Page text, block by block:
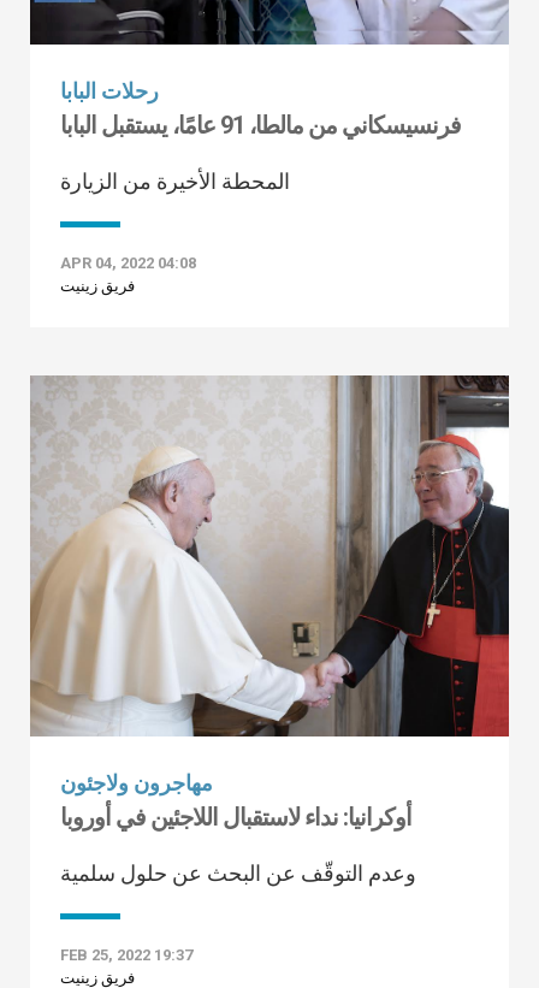
رحلات البابا
فرنسيسكاني من مالطا، 91 عامًا، يستقبل البابا
المحطة الأخيرة من الزيارة
APR 04, 2022 04:08
فريق زينيت
مهاجرون ولاجئون
أوكرانيا: نداء لاستقبال اللاجئين في أوروبا
وعدم التوقّف عن البحث عن حلول سلمية
FEB 25, 2022 19:37
فريق زينيت